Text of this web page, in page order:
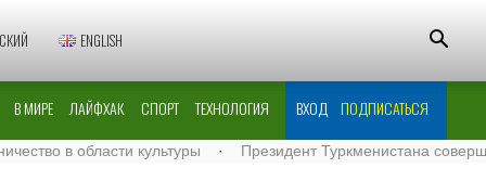
ENGLISH
В МИРЕ ЛАЙФХАК СПОРТ ТЕХНОЛОГИЯ ВХОД ПОДПИСАТЬСЯ
области культуры · Президент Туркменистана совершил